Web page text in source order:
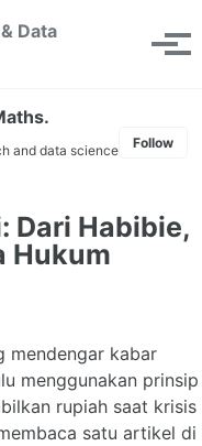
Data
Toggle
and data science Follow
Dari Habibie,
Hukum
mendengar kabar
menggunakan prinsip
rupiah saat krisis
satu artikel di